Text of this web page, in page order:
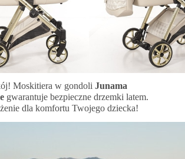
Moskitiera w gondoli Junama
gwarantuje bezpieczne drzemki latem.
dla komfortu Twojego dziecka!